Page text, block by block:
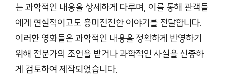
는 과학적인 내용을 상세하게 다루며, 이를 통해 관객들
에게 현실적이고도 흥미진진한 이야기를 전달합니다.
이러한 영화들은 과학적인 내용을 정확하게 반영하기
위해 전문가의 조언을 받거나 과학적인 사실을 신중하
게 검토하여 제작되었습니다.